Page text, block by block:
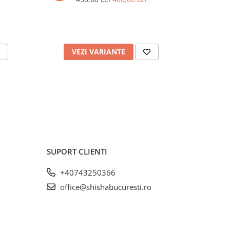
VEZI VARIANTE
SUPORT CLIENTI
+40743250366
office@shishabucuresti.ro